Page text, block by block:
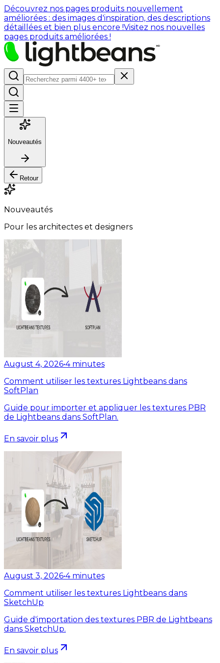
Découvrez nos pages produits nouvellement
améliorées : des images d'inspiration, des descriptions
détaillées et bien plus encore !Visitez nos nouvelles
pages produits améliorées !
Nouveautés
Retour
Nouveautés
Pour les architectes et designers
August 4, 2026•4 minutes
Comment utiliser les textures Lightbeans dans
SoftPlan
Guide pour importer et appliquer les textures PBR
de Lightbeans dans SoftPlan.
En savoir plus
August 3, 2026•4 minutes
Comment utiliser les textures Lightbeans dans
SketchUp
Guide d'importation des textures PBR de Lightbeans
dans SketchUp.
En savoir plus